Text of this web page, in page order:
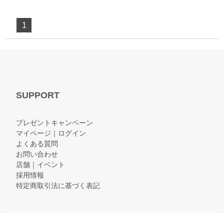
1
SUPPORT
プレゼントキャンペーン
マイページ｜ログイン
よくある質問
お問い合わせ
店舗｜イベント
採用情報
特定商取引法に基づく表記